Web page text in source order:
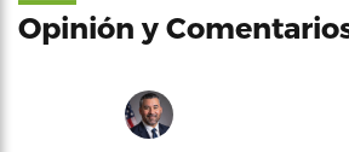
Opinión y